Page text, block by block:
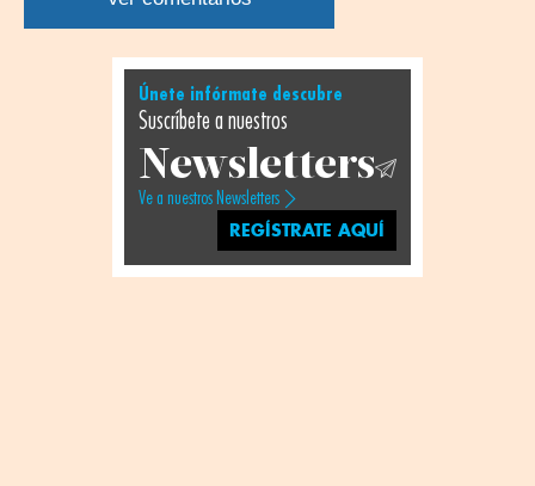
Únete infórmate descubre
Suscríbete a nuestros
Newsletters
Ve a nuestros Newsletters
REGÍSTRATE AQUÍ